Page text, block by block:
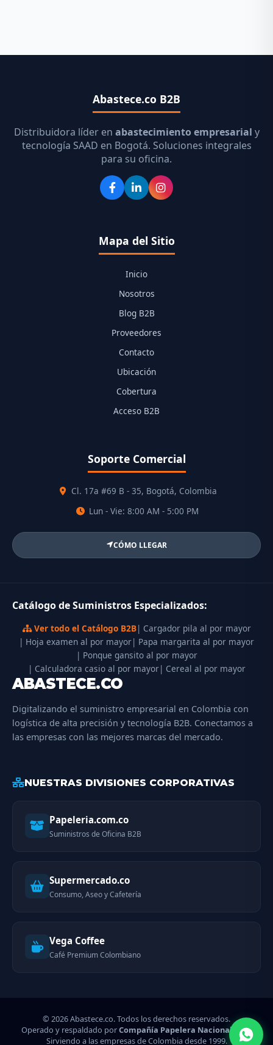
Abastece.co B2B
Distribuidora líder en abastecimiento empresarial y
tecnología SAAD en Bogotá. Soluciones integrales
para su oficina.
Mapa del Sitio
Inicio
Nosotros
Blog B2B
Proveedores
Contacto
Ubicación
Cobertura
Acceso B2B
Soporte Comercial
Cl. 17a #69 B - 35, Bogotá, Colombia
Lun - Vie: 8:00 AM - 5:00 PM
CÓMO LLEGAR
Catálogo de Suministros Especializados:
Ver todo el Catálogo B2B| Cargador pila al por mayor
| Hoja examen al por mayor| Papa margarita al por mayor
| Ponque gansito al por mayor
| Calculadora casio al por mayor| Cereal al por mayor
ABASTECE.CO
Digitalizando el suministro empresarial en Colombia con
logística de alta precisión y tecnología B2B. Conectamos a
las empresas con las mejores marcas del mercado.
NUESTRAS DIVISIONES CORPORATIVAS
Papeleria.com.co
Suministros de Oficina B2B
Supermercado.co
Consumo, Aseo y Cafetería
Vega Coffee
Café Premium Colombiano
© 2026 Abastece.co. Todos los derechos reservados.
Operado y respaldado porCompañía Papelera Nacional SAS-
Sirviendo a las empresas de Colombia desde 1999.